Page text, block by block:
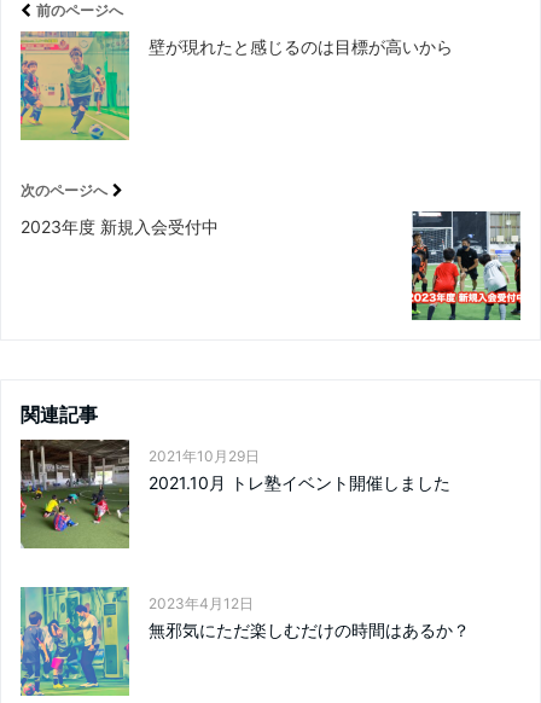
前のページへ
壁が現れたと感じるのは目標が高いから
次のページへ
2023年度 新規入会受付中
関連記事
2021年10月29日
2021.10月 トレ塾イベント開催しました
2023年4月12日
無邪気にただ楽しむだけの時間はあるか？